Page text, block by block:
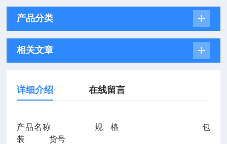
产品分类
相关文章
详细介绍 在线留言
产品名称 规 格 包
装 货号